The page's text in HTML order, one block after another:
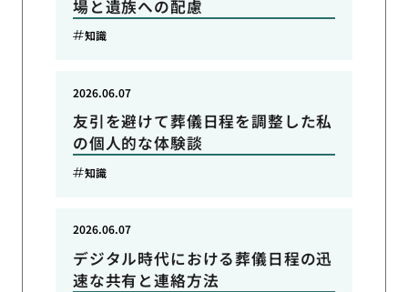
場と遺族への配慮
知識
友引を避けて葬儀日程を調整した私
の個人的な体験談
2026.06.07
知識
デジタル時代における葬儀日程の迅
速な共有と連絡方法
2026.06.07